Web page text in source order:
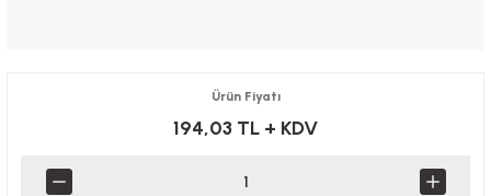
Ürün Fiyatı
194,03 TL + KDV